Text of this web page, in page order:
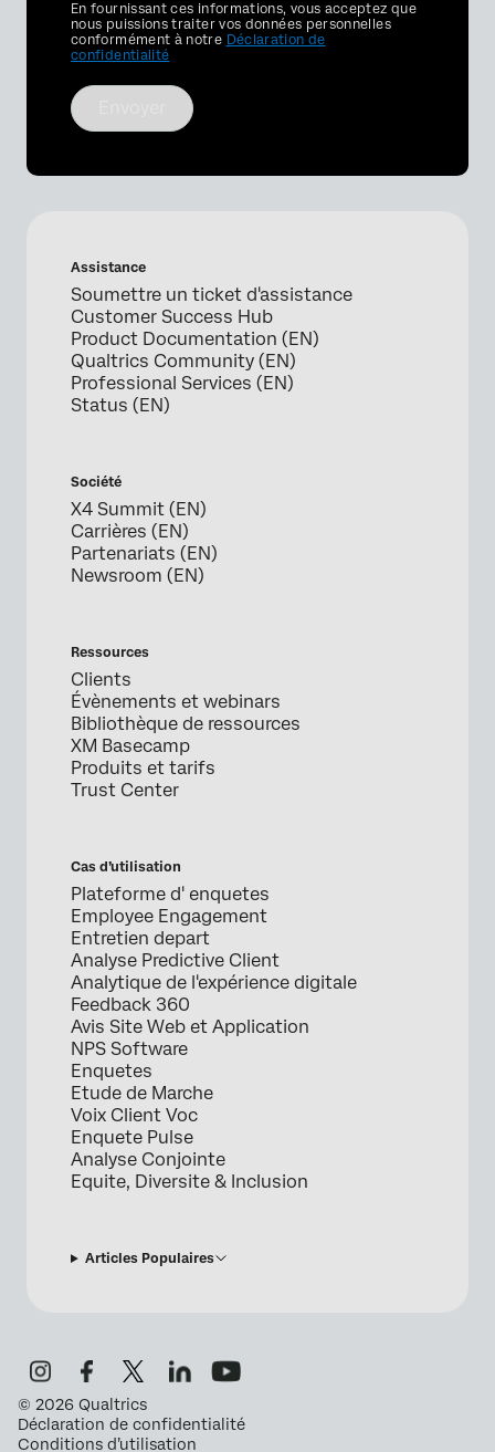
Privacy
Optin
En fournissant ces informations, vous acceptez que
nous puissions traiter vos données personnelles
conformément à notre Déclaration de
confidentialité
Assistance
Soumettre un ticket d'assistance
Customer Success Hub
Product Documentation (EN)
Qualtrics Community (EN)
Professional Services (EN)
Status (EN)
Société
X4 Summit (EN)
Carrières (EN)
Partenariats (EN)
Newsroom (EN)
Ressources
Clients
Évènements et webinars
Bibliothèque de ressources
XM Basecamp
Produits et tarifs
Trust Center
Cas d’utilisation
Plateforme d' enquetes
Employee Engagement
Entretien depart
Analyse Predictive Client
Analytique de l'expérience digitale
Feedback 360
Avis Site Web et Application
NPS Software
Enquetes
Etude de Marche
Voix Client Voc
Enquete Pulse
Analyse Conjointe
Equite, Diversite & Inclusion
Articles Populaires
© 2026 Qualtrics
Déclaration de confidentialité
Conditions d’utilisation